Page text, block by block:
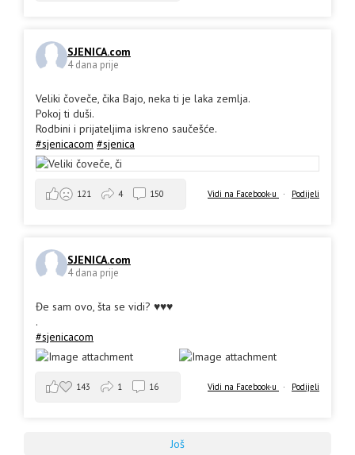
SJENICA.com
4 dana prije
Veliki čoveče, čika Bajo, neka ti je laka zemlja.
Pokoj ti duši.
Rodbini i prijateljima iskreno saučešće.
#sjenicacom #sjenica
Vidi na Facebook-u · Podijeli
121 4 150
SJENICA.com
4 dana prije
Đe sam ovo, šta se vidi? ♥️♥️♥️
.
#sjenicacom
Vidi na Facebook-u · Podijeli
143 1 16
Još